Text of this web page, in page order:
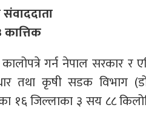
गर्न नेपाल सरकार
तथा कृषी सडक विभाग
जिल्लाका ३ सय ८८